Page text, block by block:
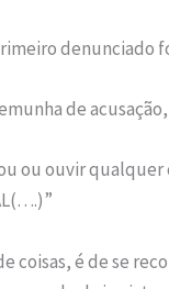
denunciado
de acusação,
ou ouvir qualquer
coisas, é de se